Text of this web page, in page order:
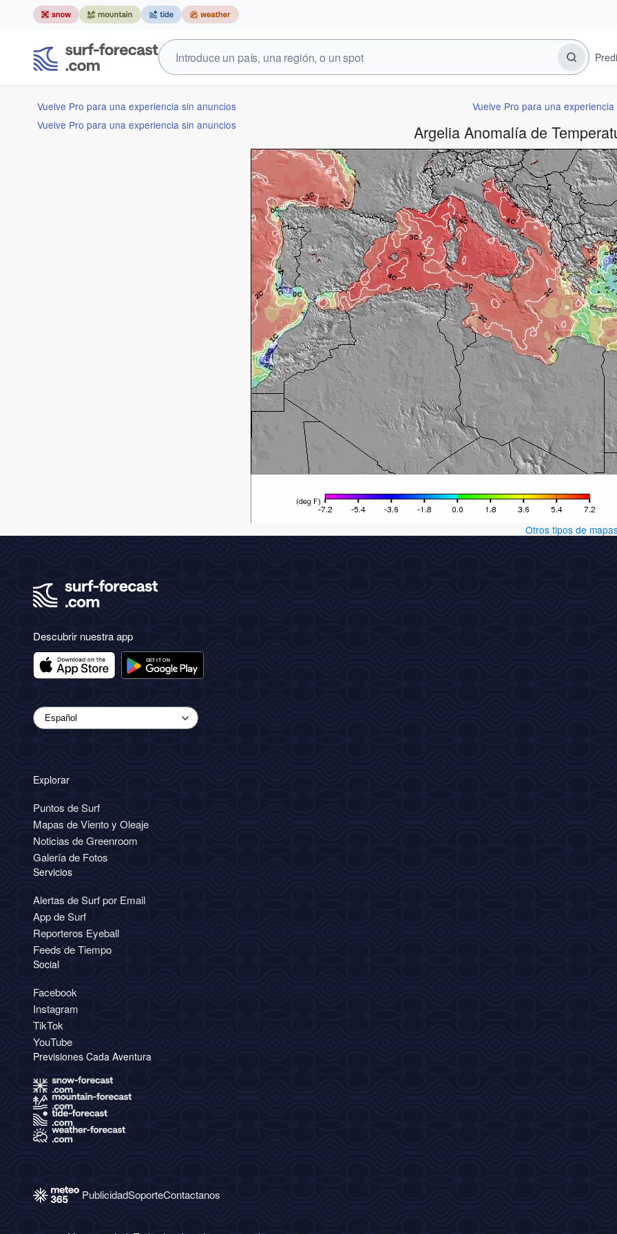
Vuelve Pro para una experiencia sin anuncios
Vuelve Pro para una experiencia sin anuncios
Vuelve Pro para una
Argelia Anomalía de
Otros tipos de
Descubrir nuestra app
Explorar
Puntos de Surf
Mapas de Viento y Oleaje
Noticias de Greenroom
Galería de Fotos
Servicios
Alertas de Surf por Email
App de Surf
Reporteros Eyeball
Feeds de Tiempo
Social
Facebook
Instagram
TikTok
YouTube
Previsiones Cada Aventura
PublicidadSoporteContactanos